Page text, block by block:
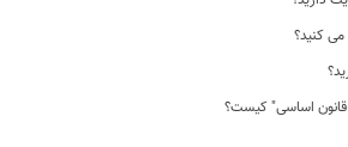
می کنید؟
قانون اساسی" کیست؟